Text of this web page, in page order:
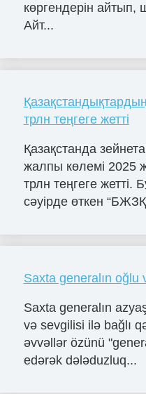
көргендерін
Айт...
трлн теңгеге жетті
Қазақстанда
жалпы көлемі 2025
трлн теңгеге
сәуірде өткен
Saxta generalın
Saxta generalın
və sevgilisi ilə bağlı
əvvəllər özünü
edərək dələduzluq...